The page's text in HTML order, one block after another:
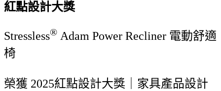
紅點設計大獎
Stressless® Adam Power Recliner 電動舒適
椅
榮獲 2025紅點設計大獎｜家具產品設計